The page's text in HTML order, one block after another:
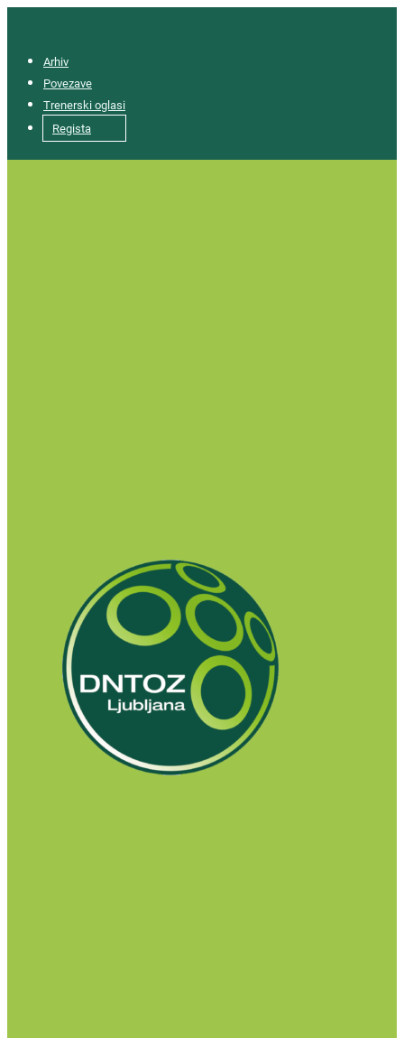
Arhiv
Povezave
Trenerski oglasi
Regista